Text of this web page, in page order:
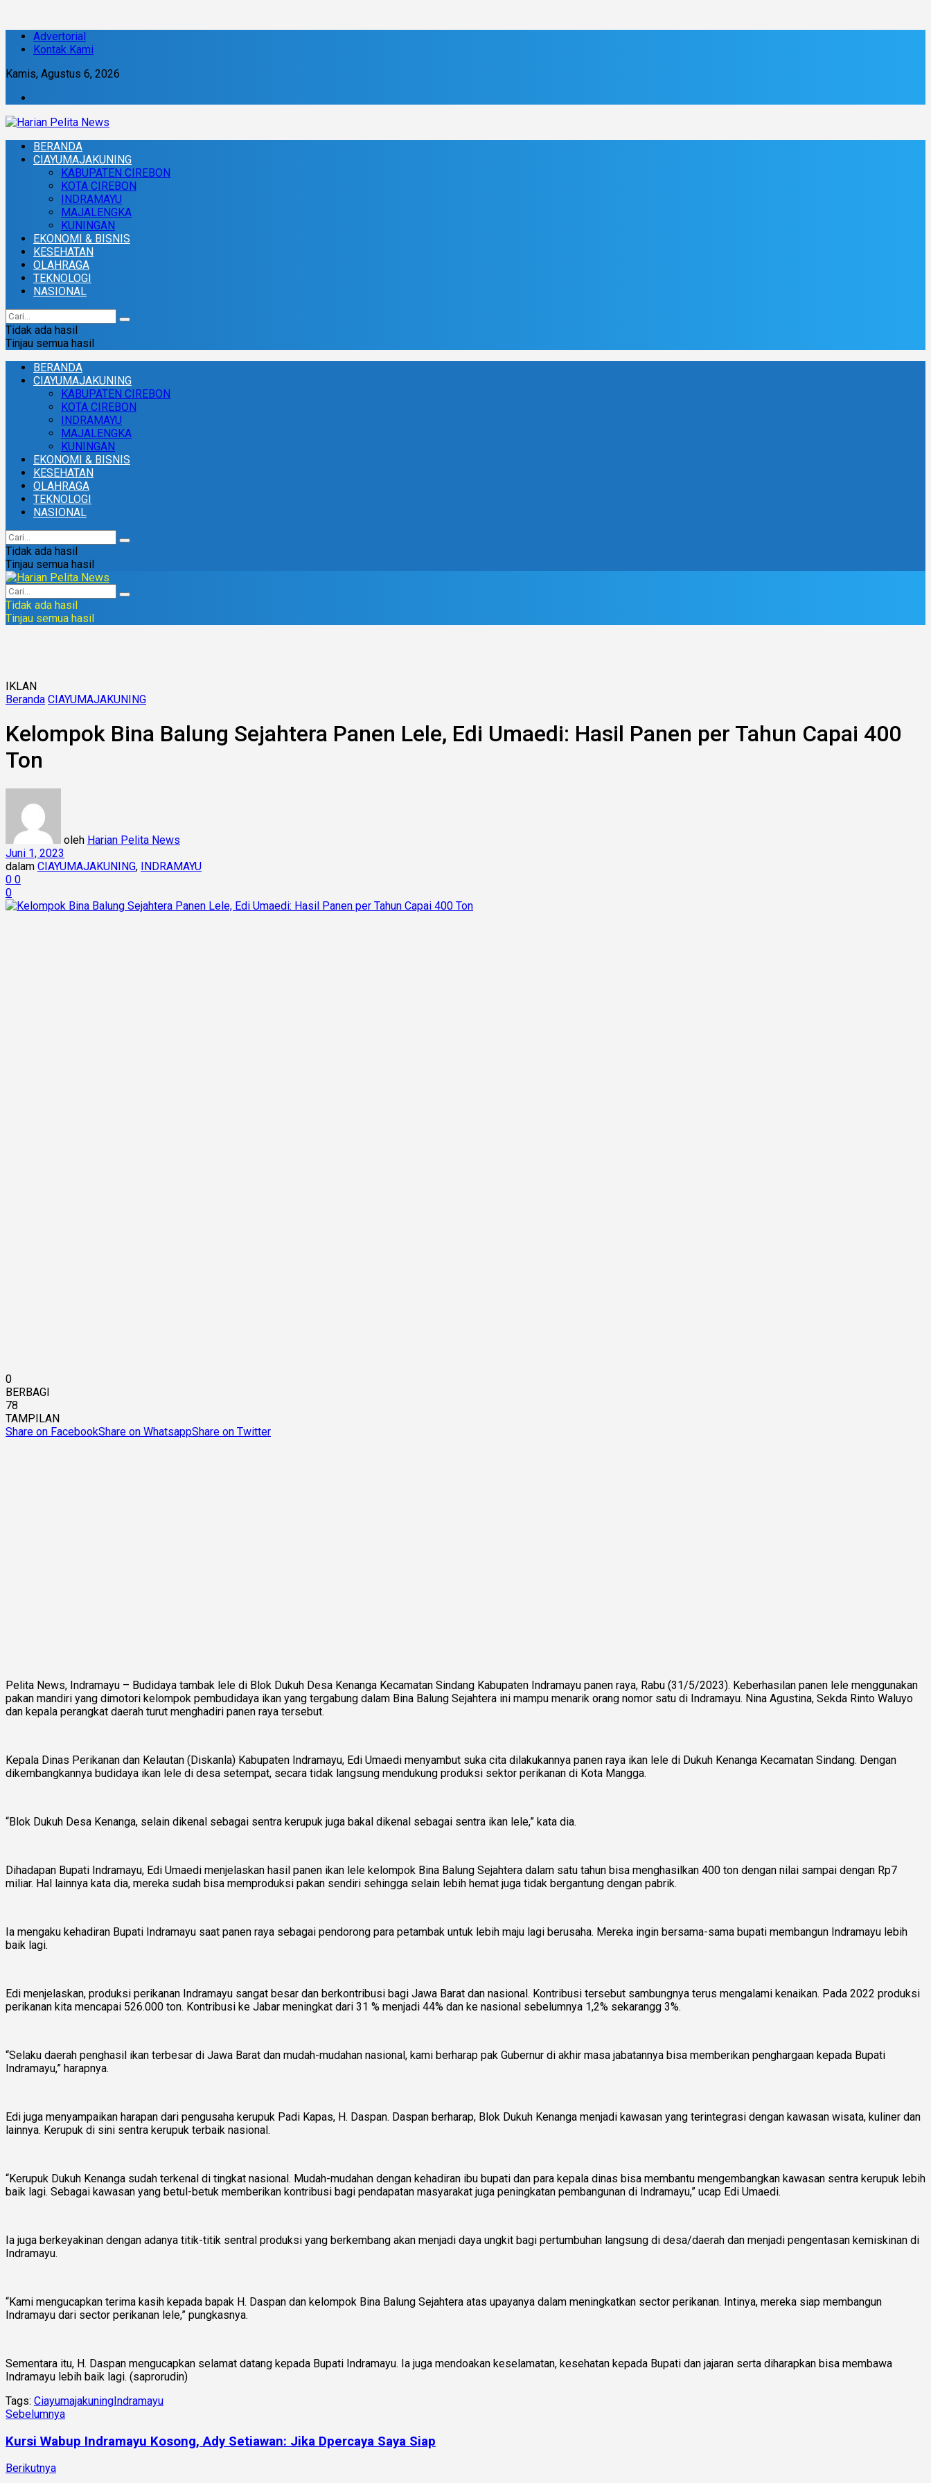
Advertorial
Kontak Kami
Kamis, Agustus 6, 2026
BERANDA
CIAYUMAJAKUNING
KABUPATEN CIREBON
KOTA CIREBON
INDRAMAYU
MAJALENGKA
KUNINGAN
EKONOMI & BISNIS
KESEHATAN
OLAHRAGA
TEKNOLOGI
NASIONAL
Tidak ada hasil
Tinjau semua hasil
BERANDA
CIAYUMAJAKUNING
KABUPATEN CIREBON
KOTA CIREBON
INDRAMAYU
MAJALENGKA
KUNINGAN
EKONOMI & BISNIS
KESEHATAN
OLAHRAGA
TEKNOLOGI
NASIONAL
Tidak ada hasil
Tinjau semua hasil
Tidak ada hasil
Tinjau semua hasil
IKLAN
Beranda CIAYUMAJAKUNING
Kelompok Bina Balung Sejahtera Panen Lele, Edi Umaedi: Hasil Panen per Tahun Capai 400
Ton
oleh Harian Pelita News
Juni 1, 2023
dalam CIAYUMAJAKUNING, INDRAMAYU
0 0
0
0
BERBAGI
78
TAMPILAN
Share on FacebookShare on WhatsappShare on Twitter
Pelita News, Indramayu – Budidaya tambak lele di Blok Dukuh Desa Kenanga Kecamatan Sindang Kabupaten Indramayu panen raya, Rabu (31/5/2023). Keberhasilan panen lele menggunakan
pakan mandiri yang dimotori kelompok pembudidaya ikan yang tergabung dalam Bina Balung Sejahtera ini mampu menarik orang nomor satu di Indramayu. Nina Agustina, Sekda Rinto Waluyo
dan kepala perangkat daerah turut menghadiri panen raya tersebut.
Kepala Dinas Perikanan dan Kelautan (Diskanla) Kabupaten Indramayu, Edi Umaedi menyambut suka cita dilakukannya panen raya ikan lele di Dukuh Kenanga Kecamatan Sindang. Dengan
dikembangkannya budidaya ikan lele di desa setempat, secara tidak langsung mendukung produksi sektor perikanan di Kota Mangga.
“Blok Dukuh Desa Kenanga, selain dikenal sebagai sentra kerupuk juga bakal dikenal sebagai sentra ikan lele,” kata dia.
Dihadapan Bupati Indramayu, Edi Umaedi menjelaskan hasil panen ikan lele kelompok Bina Balung Sejahtera dalam satu tahun bisa menghasilkan 400 ton dengan nilai sampai dengan Rp7
miliar. Hal lainnya kata dia, mereka sudah bisa memproduksi pakan sendiri sehingga selain lebih hemat juga tidak bergantung dengan pabrik.
Ia mengaku kehadiran Bupati Indramayu saat panen raya sebagai pendorong para petambak untuk lebih maju lagi berusaha. Mereka ingin bersama-sama bupati membangun Indramayu lebih
baik lagi.
Edi menjelaskan, produksi perikanan Indramayu sangat besar dan berkontribusi bagi Jawa Barat dan nasional. Kontribusi tersebut sambungnya terus mengalami kenaikan. Pada 2022 produksi
perikanan kita mencapai 526.000 ton. Kontribusi ke Jabar meningkat dari 31 % menjadi 44% dan ke nasional sebelumnya 1,2% sekarangg 3%.
“Selaku daerah penghasil ikan terbesar di Jawa Barat dan mudah-mudahan nasional, kami berharap pak Gubernur di akhir masa jabatannya bisa memberikan penghargaan kepada Bupati
Indramayu,” harapnya.
Edi juga menyampaikan harapan dari pengusaha kerupuk Padi Kapas, H. Daspan. Daspan berharap, Blok Dukuh Kenanga menjadi kawasan yang terintegrasi dengan kawasan wisata, kuliner dan
lainnya. Kerupuk di sini sentra kerupuk terbaik nasional.
“Kerupuk Dukuh Kenanga sudah terkenal di tingkat nasional. Mudah-mudahan dengan kehadiran ibu bupati dan para kepala dinas bisa membantu mengembangkan kawasan sentra kerupuk lebih
baik lagi. Sebagai kawasan yang betul-betuk memberikan kontribusi bagi pendapatan masyarakat juga peningkatan pembangunan di Indramayu,” ucap Edi Umaedi.
Ia juga berkeyakinan dengan adanya titik-titik sentral produksi yang berkembang akan menjadi daya ungkit bagi pertumbuhan langsung di desa/daerah dan menjadi pengentasan kemiskinan di
Indramayu.
“Kami mengucapkan terima kasih kepada bapak H. Daspan dan kelompok Bina Balung Sejahtera atas upayanya dalam meningkatkan sector perikanan. Intinya, mereka siap membangun
Indramayu dari sector perikanan lele,” pungkasnya.
Sementara itu, H. Daspan mengucapkan selamat datang kepada Bupati Indramayu. Ia juga mendoakan keselamatan, kesehatan kepada Bupati dan jajaran serta diharapkan bisa membawa
Indramayu lebih baik lagi. (saprorudin)
Tags: CiayumajakuningIndramayu
Sebelumnya
Kursi Wabup Indramayu Kosong, Ady Setiawan: Jika Dpercaya Saya Siap
Berikutnya